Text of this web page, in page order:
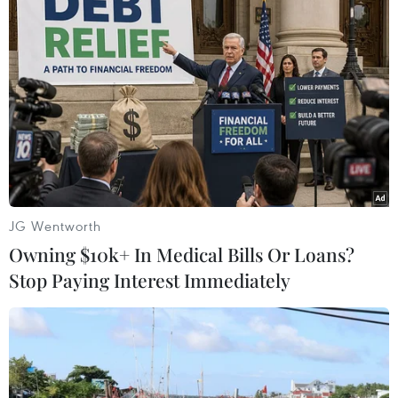
nhập NATO
Tổng thống Trump cho rằng
Ukraine có thể “quên đi” việc gia
nhập NATO đồng thời nhấn
mạnh: “Tôi nghĩ đó có lẽ là lý do
khiến tất cả những chuyện này
bắt đầu."
JG Wentworth
Owning $10k+ In Medical Bills Or Loans?
Stop Paying Interest Immediately